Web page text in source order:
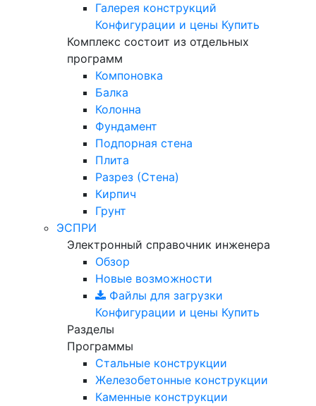
Галерея конструкций
Конфигурации и цены Купить
Комплекс состоит из отдельных
программ
Компоновка
Балка
Колонна
Фундамент
Подпорная стена
Плита
Разрез (Стена)
Кирпич
Грунт
ЭСПРИ
Электронный справочник инженера
Обзор
Новые возможности
Файлы для загрузки
Конфигурации и цены Купить
Разделы
Программы
Стальные конструкции
Железобетонные конструкции
Каменные конструкции